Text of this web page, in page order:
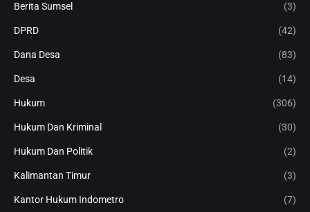
Berita Sumsel (3)
DPRD (42)
Dana Desa (83)
Desa (14)
Hukum (306)
Hukum Dan Kriminal (30)
Hukum Dan Politik (2)
Kalimantan Timur (3)
Kantor Hukum Indometro (7)